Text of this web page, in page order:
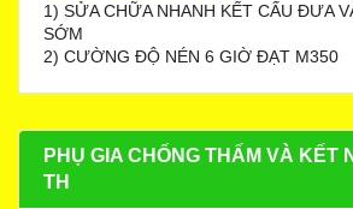
1) SỬA CHỮA NHANH KẾT CẤU ĐƯA
SỚM
2) CƯỜNG ĐỘ NÉN 6 GIỜ ĐẠT M350
PHỤ GIA CHỐNG THẤM VÀ KẾT
TH